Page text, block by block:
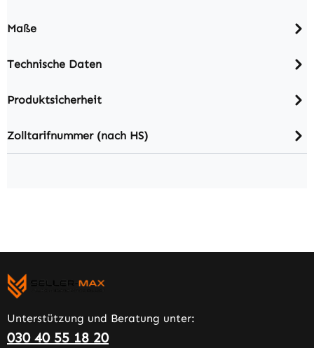
Maße
Technische Daten
Produktsicherheit
Zolltarifnummer (nach HS)
Unterstützung und Beratung unter:
030 40 55 18 20